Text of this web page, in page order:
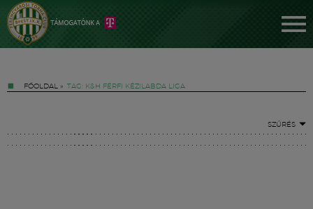
FŐOLDAL » TAG: K&H FÉRFI KÉZILABDA LIGA
SZŰRÉS